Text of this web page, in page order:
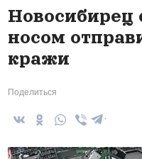
Новосибирец
носом
кражи
Поделиться